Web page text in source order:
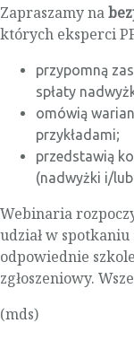
Zapraszamy na
których eksperci
przypomną
spłaty
omówią
przykładami;
przedstawią
(nadwyżki i/
Webinaria
udział w
odpowiednie
zgłoszeniowy.
(mds)